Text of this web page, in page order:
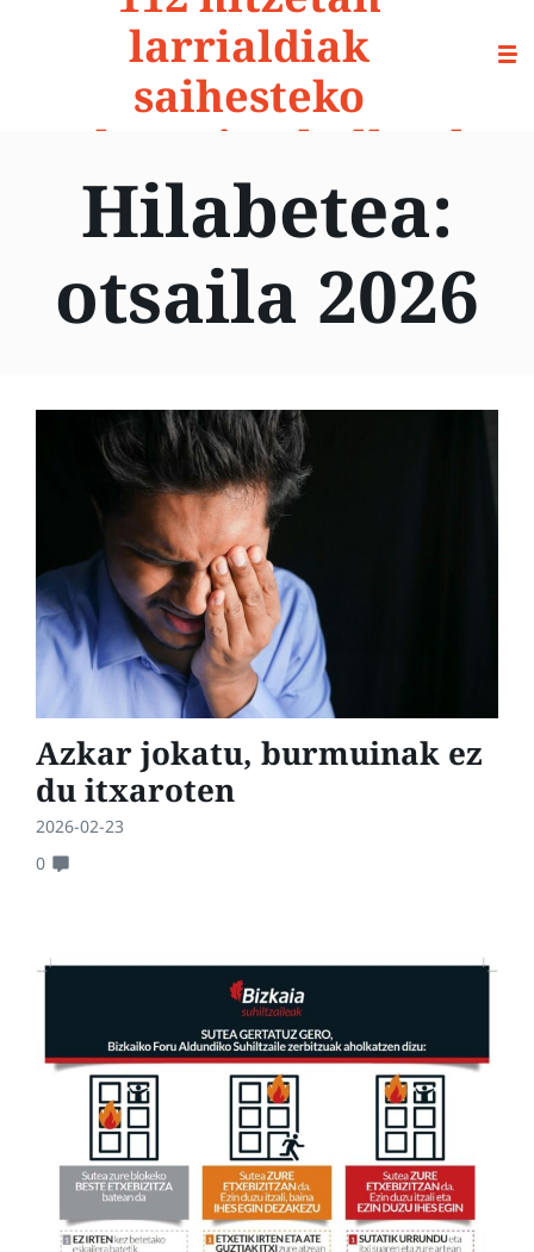
larrialdiak
saihesteko
prebentzio-aholkuak
Hilabetea:
otsaila 2026
Azkar jokatu, burmuinak ez
du itxaroten
2026-02-23
0